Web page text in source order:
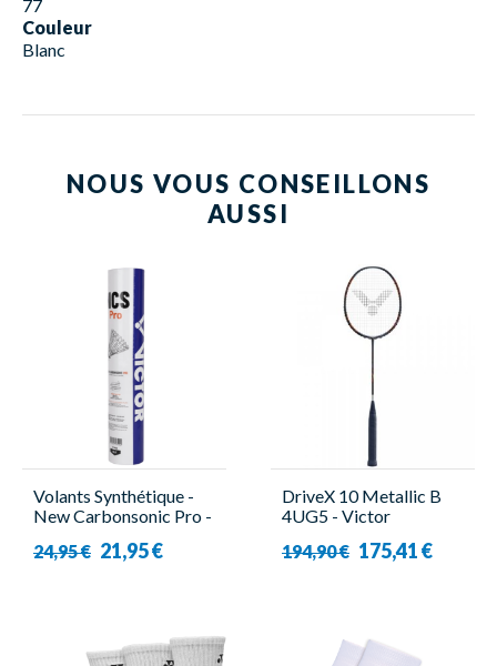
77
Couleur
Blanc
NOUS VOUS CONSEILLONS
AUSSI
Volants Synthétique -
New Carbonsonic Pro -
24,95 € 21,95 €
DriveX 10 Metallic B
4UG5 - Victor
194,90 € 175,41 €